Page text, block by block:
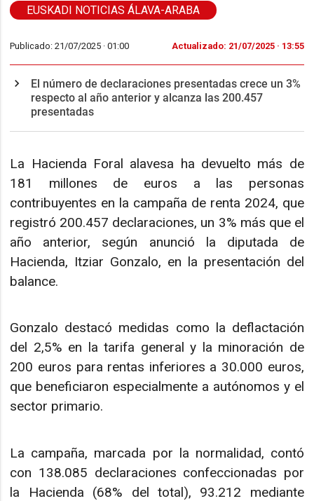
EUSKADI NOTICIAS ÁLAVA-ARABA
Publicado: 21/07/2025 ·01:00 Actualizado: 21/07/2025 · 13:55
El número de declaraciones presentadas crece un 3%
respecto al año anterior y alcanza las 200.457
presentadas
La Hacienda Foral alavesa ha devuelto más de
181 millones de euros a las personas
contribuyentes en la campaña de renta 2024, que
registró 200.457 declaraciones, un 3% más que el
año anterior, según anunció la diputada de
Hacienda, Itziar Gonzalo, en la presentación del
balance.
Gonzalo destacó medidas como la deflactación
del 2,5% en la tarifa general y la minoración de
200 euros para rentas inferiores a 30.000 euros,
que beneficiaron especialmente a autónomos y el
sector primario.
La campaña, marcada por la normalidad, contó
con 138.085 declaraciones confeccionadas por
la Hacienda (68% del total), 93.212 mediante